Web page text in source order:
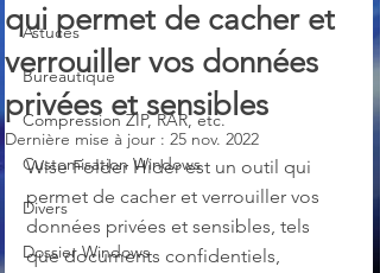
Astuces
Bureautique
Compression ZIP, RAR, etc.
Customisation Windows
Divers
Dossier Windows
qui permet de cacher et
verrouiller vos données
privées et sensibles
Dernière mise à jour : 25 nov. 2022
Wise Folder Hider est un outil qui
permet de cacher et verrouiller vos
données privées et sensibles, tels
que documents confidentiels,